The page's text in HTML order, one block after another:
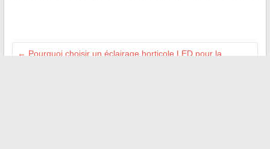
← Pourquoi choisir un éclairage horticole LED pour la